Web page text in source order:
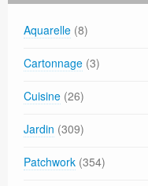
Aquarelle (8)
Cartonnage (3)
Cuisine (26)
Jardin (309)
Patchwork (354)